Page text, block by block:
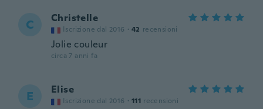
C Christelle
Iscrizione dal 2016 · 42 recensioni
Jolie couleur
circa 7 anni fa
E Elise
Iscrizione dal 2016 · 111 recensioni